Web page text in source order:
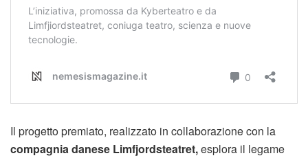
Il progetto premiato, realizzato in collaborazione con la
compagnia danese Limfjordsteatret,esplora il legame